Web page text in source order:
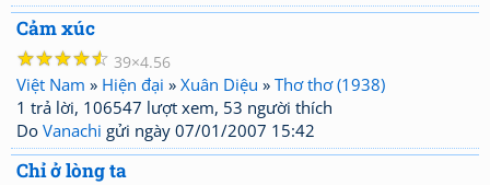
Cảm xúc
☆
☆
☆
☆
☆ 39 4.56
Việt Nam » Hiện đại » Xuân Diệu » Thơ thơ (1938)
1 trả lời, 106547 lượt xem, 53 người thích
Do Vanachi gửi ngày 07/01/2007 15:42
Chỉ ở lòng ta